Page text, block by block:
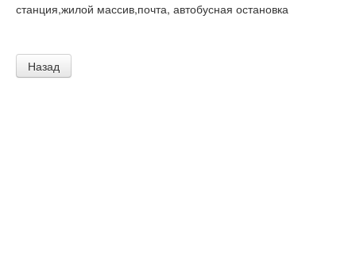
станция,жилой массив,почта, автобусная остановка
Назад